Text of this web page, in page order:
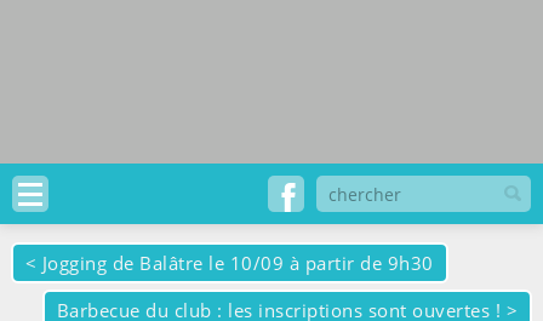
< Jogging de Balâtre le 10/09 à partir de 9h30
Barbecue du club : les inscriptions sont ouvertes ! >